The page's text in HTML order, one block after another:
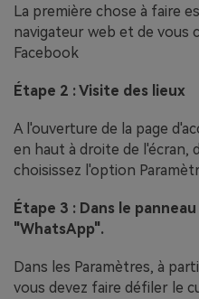
La première chose à faire
navigateur web et de
Facebook
Étape 2 : Visite des lieux
A l'ouverture de la page
en haut à droite de l'écran,
choisissez l'option
Étape 3 : Dans le
"WhatsApp".
Dans les Paramètres, à
vous devez faire défiler le